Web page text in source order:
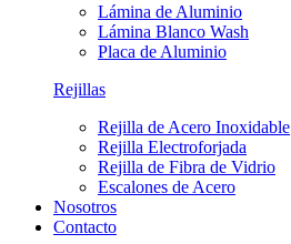
Lámina de Aluminio
Lámina Blanco Wash
Placa de Aluminio
Rejillas
Rejilla de Acero Inoxidable
Rejilla Electroforjada
Rejilla de Fibra de Vidrio
Escalones de Acero
Nosotros
Contacto